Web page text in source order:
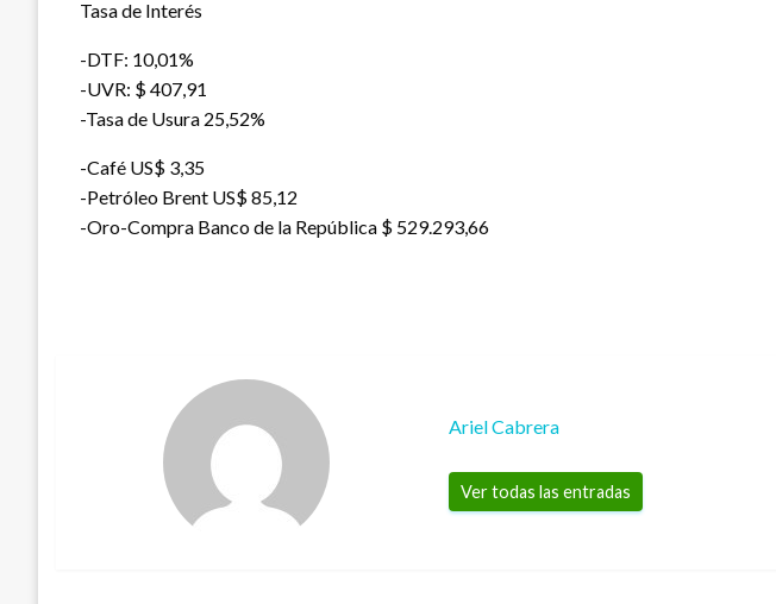
Tasa de Interés
-DTF: 10,01%
-UVR: $ 407,91
-Tasa de Usura 25,52%
-Café US$ 3,35
-Petróleo Brent US$ 85,12
-Oro-Compra Banco de la República $ 529.293,66
Ariel Cabrera
Ver todas las entradas